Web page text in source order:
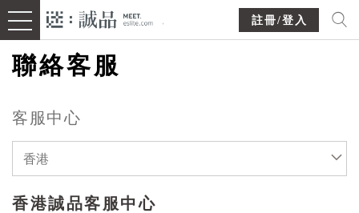
註冊/登入
聯絡客服
客服中心
香港
香港誠品客服中心